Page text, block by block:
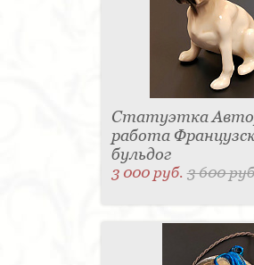
Статуэтка
работа
бульдог
3 000 руб.3 600